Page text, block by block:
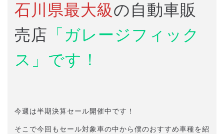
石川県最大級の自動車販
売店 「ガレージフィック
ス」です！
今週は半期決算セール開催中です！
そこで今回もセール対象車の中から僕のおすすめ車種を紹